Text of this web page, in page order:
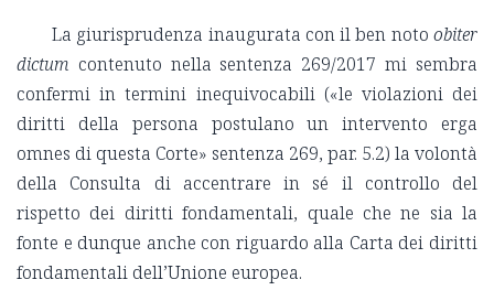
La giurisprudenza inaugurata con il ben noto obiter
dictum contenuto nella sentenza 269/2017 mi sembra
confermi in termini inequivocabili («le violazioni dei
diritti della persona postulano un intervento erga
omnes di questa Corte» sentenza 269, par. 5.2) la volontà
della Consulta di accentrare in sé il controllo del
rispetto dei diritti fondamentali, quale che ne sia la
fonte e dunque anche con riguardo alla Carta dei diritti
fondamentali dell’Unione europea.